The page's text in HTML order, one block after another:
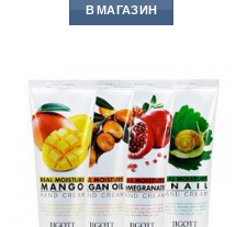
В МАГАЗИН